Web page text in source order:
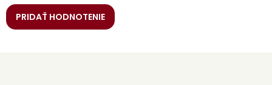
PRIDAŤ HODNOTENIE